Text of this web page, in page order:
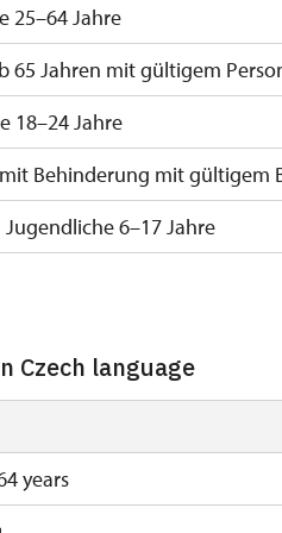
skupiny (1 osoba
s QR kódem MK ČR *
*
vstupenky vydané NPÚ
vstupenky vydané NPÚ
příplatek za cizojazyčný
25–64 Jahre
65 Jahren mit gültigem
18–24 Jahre
Behinderung mit gültigem
6–17 Jahre
von Schülergruppen pro 15
Reisegruppe ab 15 oder
ICOMOS mit gültigem
Czech language
years